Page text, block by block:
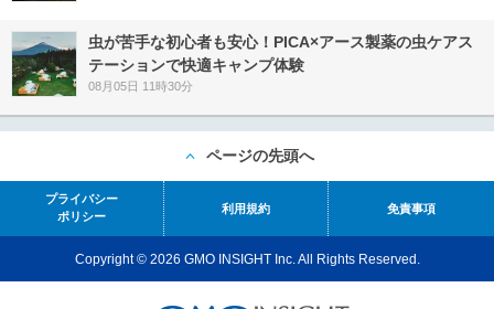
虫が苦手な初心者も安心！PICA×アース製薬の虫ケアス
テーションで快適キャンプ体験
08月05日 11時30分
ページの先頭へ
プライバシー
ポリシー
利用規約 免責事項
Copyright © 2026 GMO INSIGHT Inc. All Rights Reserved.